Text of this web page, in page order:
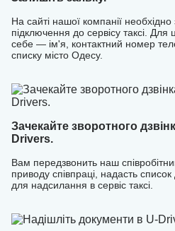
На сайті нашої компанії
підключення до сервісу таксі. Для
себе — ім'я, контактний номер
списку місто Одесу.
Зачекайте зворотного
Drivers.
Вам передзвонить наш
приводу співпраці, надасть
для надсилання в сервіс таксі.